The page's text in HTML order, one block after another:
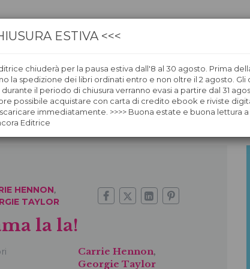
LIBRERIE ÀNCORAWOW
HENNON,
TAYLOR
la la!
Carrie Hennon,
Georgie Taylor
ESTIVA <<<
chiuderà per la pausa estiva dall'8 al 30 agosto. Prima
la spedizione dei libri ordinati entro e non oltre il 2 agosto. Gli
il periodo di chiusura verranno evasi a partire dal 31
possibile acquistare con carta di credito ebook e riviste
immediatamente. >>>> Buona estate e buona lettura a
Editrice